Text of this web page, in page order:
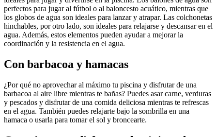
perfectos para jugar al fútbol o al baloncesto acuático, mientras que
los globos de agua son ideales para lanzar y atrapar. Las colchonetas
hinchables, por otro lado, son ideales para relajarse y descansar en el
agua. Además, estos elementos pueden ayudar a mejorar la
coordinación y la resistencia en el agua.
Con barbacoa y hamacas
¿Por qué no aprovechar al máximo tu piscina y disfrutar de una
barbacoa al aire libre mientras te bañas? Puedes asar carne, verduras
y pescados y disfrutar de una comida deliciosa mientras te refrescas
en el agua. También puedes relajarte bajo la sombrilla en una
hamaca o usarla para tomar el sol y broncearte.